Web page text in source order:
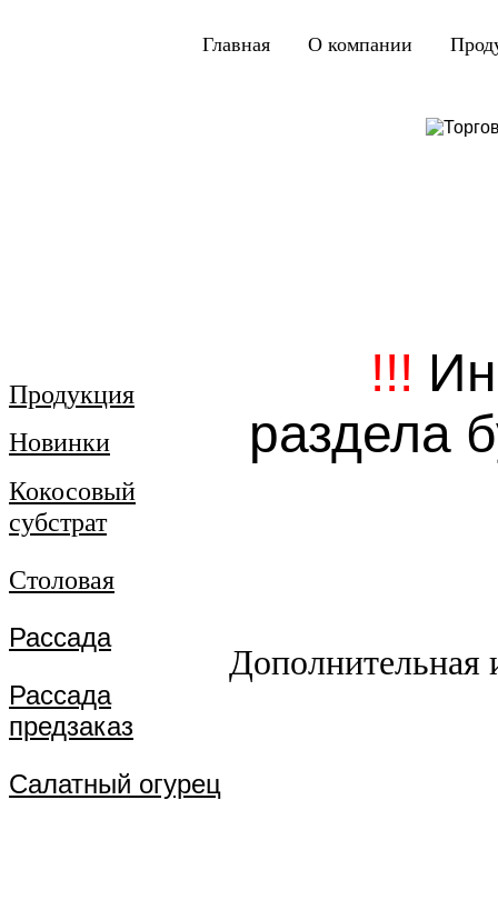
Главная О компании
Продукция
Новинки
Кокосовый
субстрат
Столовая
Рассада
Рассада
предзаказ
Салатный огурец
!!!
раздела